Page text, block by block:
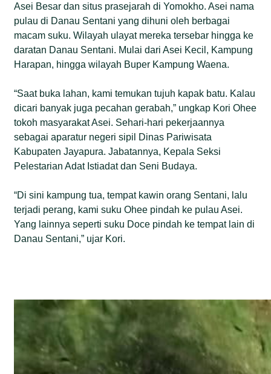
Asei Besar dan situs prasejarah di Yomokho. Asei nama
pulau di Danau Sentani yang dihuni oleh berbagai
macam suku. Wilayah ulayat mereka tersebar hingga ke
daratan Danau Sentani. Mulai dari Asei Kecil, Kampung
Harapan, hingga wilayah Buper Kampung Waena.
“Saat buka lahan, kami temukan tujuh kapak batu. Kalau
dicari banyak juga pecahan gerabah,” ungkap Kori Ohee
tokoh masyarakat Asei. Sehari-hari pekerjaannya
sebagai aparatur negeri sipil Dinas Pariwisata
Kabupaten Jayapura. Jabatannya, Kepala Seksi
Pelestarian Adat Istiadat dan Seni Budaya.
“Di sini kampung tua, tempat kawin orang Sentani, lalu
terjadi perang, kami suku Ohee pindah ke pulau Asei.
Yang lainnya seperti suku Doce pindah ke tempat lain di
Danau Sentani,” ujar Kori.